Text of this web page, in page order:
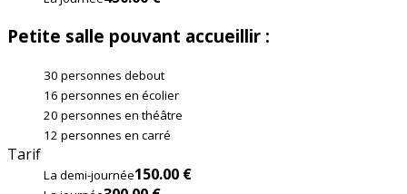
Petite salle pouvant accueillir :
30 personnes debout
16 personnes en écolier
20 personnes en théâtre
12 personnes en carré
Tarif
La demi-journée150.00 €